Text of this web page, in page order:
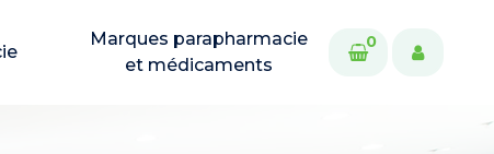
Marques parapharmacie
et médicaments
0